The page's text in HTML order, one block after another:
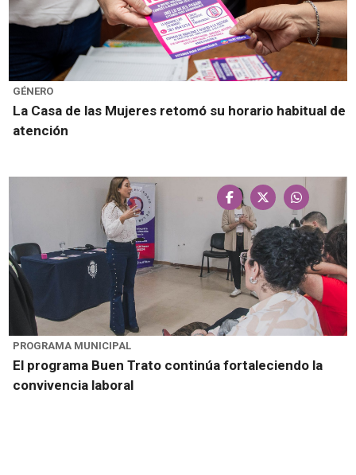
GÉNERO
La Casa de las Mujeres retomó su horario habitual de
atención
PROGRAMA MUNICIPAL
El programa Buen Trato continúa fortaleciendo la
convivencia laboral